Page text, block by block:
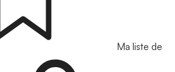
Ma liste de